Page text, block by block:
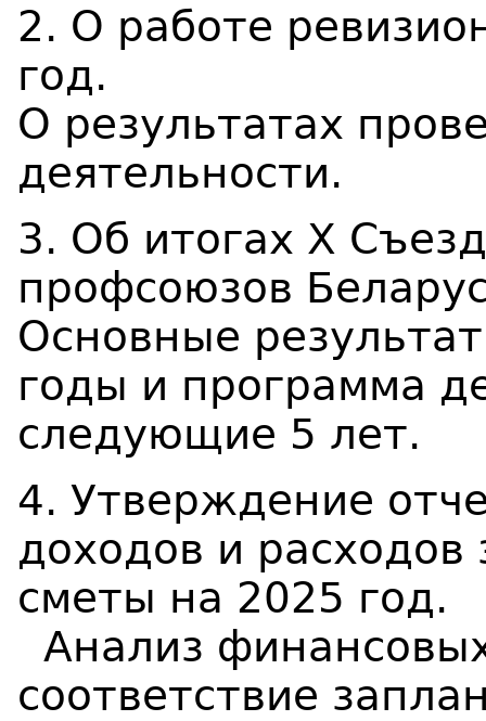
2. О работе
год.
О результатах
деятельности.
3. Об итогах X
профсоюзов
Основные
годы и программа
следующие 5 лет.
4. Утверждение
доходов и
сметы на 2025 год.
Анализ
соответствие